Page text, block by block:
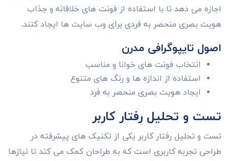
اجازه می دهد تا با استفاده از فونت های خلاقانه و جذاب
هویت بصری منحصر به فردی برای وب سایت ها ایجاد کنند.
اصول تایپوگرافی مدرن
انتخاب فونت های خوانا و مناسب
استفاده از اندازه ها و رنگ های متنوع
ایجاد هویت بصری منحصر به فرد
تست و تحلیل رفتار کاربر
تست و تحلیل رفتار کاربر یکی از تکنیک های پیشرفته در
طراحی تجربه کاربری است که به طراحان کمک می کند تا نیازها